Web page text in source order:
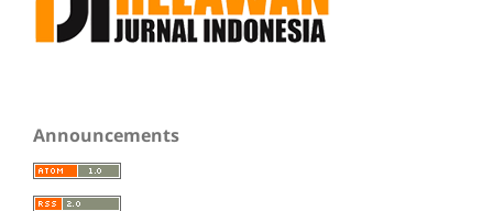
Announcements